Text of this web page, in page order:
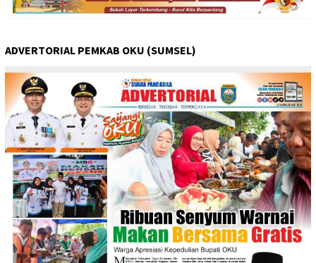
ADVERTORIAL PEMKAB OKU (SUMSEL)